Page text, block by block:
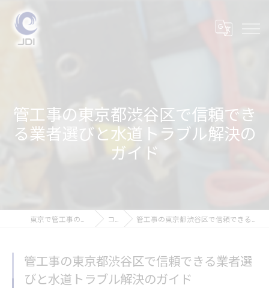
管工事の東京都渋谷区で信頼でき
る業者選びと水道トラブル解決の
ガイド
コラム 管工事の東京都渋谷区で信頼できる業者選びと水道トラブル解決のガイド
管工事の東京都渋谷区で信頼できる業者選
びと水道トラブル解決のガイド